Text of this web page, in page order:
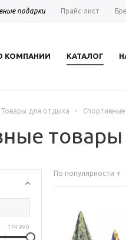
подарки Прайс-лист
КОМПАНИИ КАТАЛОГ
Товары для отдыха -
товары
174 990
По популярности